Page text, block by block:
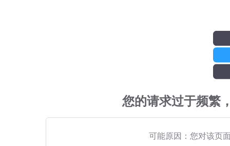
您的请求过于频繁
可能原因：您对该页